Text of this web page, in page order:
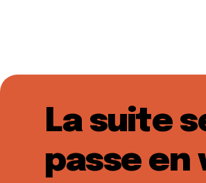
La suite
passe en